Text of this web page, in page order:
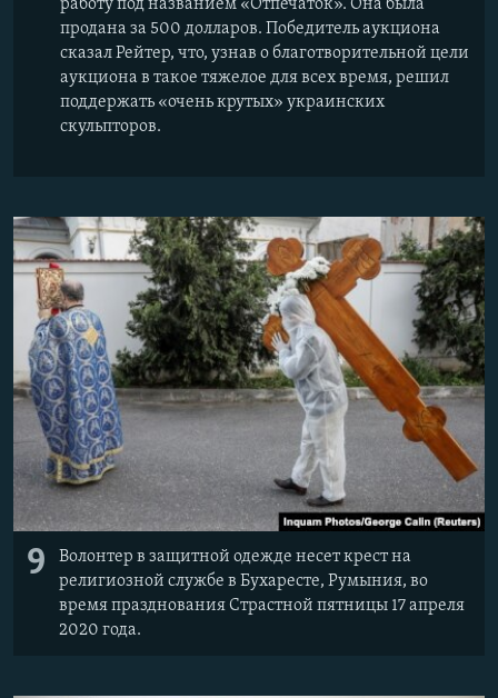
работу под названием «Отпечаток». Она была
продана за 500 долларов. Победитель аукциона
сказал Рейтер, что, узнав о благотворительной цели
аукциона в такое тяжелое для всех время, решил
поддержать «очень крутых» украинских
скульпторов.
9
Волонтер в защитной одежде несет крест на
религиозной службе в Бухаресте, Румыния, во
время празднования Страстной пятницы 17 апреля
2020 года.